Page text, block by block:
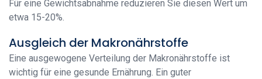
Für eine Gewichtsabnahme reduzieren Sie diesen Wert um
etwa 15-20%.
Ausgleich der Makronährstoffe
Eine ausgewogene Verteilung der Makronährstoffe ist
wichtig für eine gesunde Ernährung. Ein guter